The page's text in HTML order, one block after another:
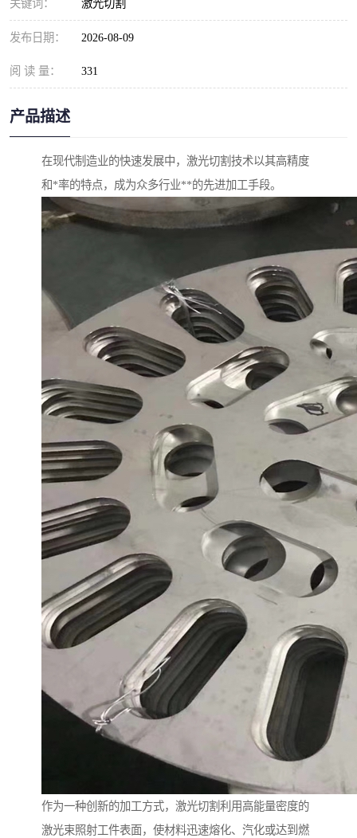
关键词： 激光切割
发布日期： 2026-08-09
阅 读 量： 331
产品描述
在现代制造业的快速发展中，激光切割技术以其高精度
和*率的特点，成为众多行业**的先进加工手段。
作为一种创新的加工方式，激光切割利用高能量密度的
激光束照射工件表面，使材料迅速熔化、汽化或达到燃